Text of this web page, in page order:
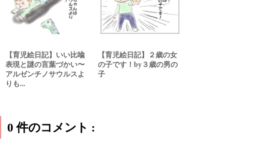
【育児絵日記】いい比喩
表現と謎の言葉づかい〜
アルゼンチノサウルスよ
りも...
【育児絵日記】２歳の女
の子です！by３歳の男の
子
0 件のコメント :